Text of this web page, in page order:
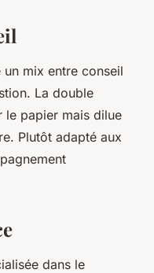
mix entre conseil
La double
le papier mais dilue
Plutôt adapté aux
dans le